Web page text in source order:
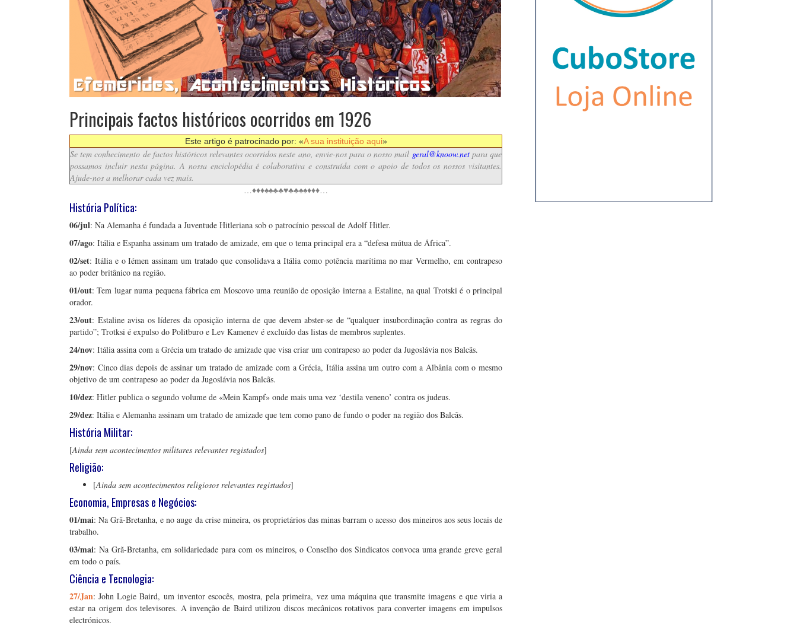
Principais factos históricos ocorridos em 1926
Este artigo é patrocinado por: «A sua instituição aqui»
Se tem conhecimento de factos históricos relevantes ocorridos neste ano, envie-nos para o nosso mail geral@knoow.netpara que
possamos incluir nesta página. A nossa enciclopédia é colaborativa e construída com o apoio de todos os nossos visitantes.
Ajude-nos a melhorar cada vez mais.
…♦♦♦♠♠♣♣♥♣♣♠♠♦♦♦…
História Política:
06/jul: Na Alemanha é fundada a Juventude Hitleriana sob o patrocínio pessoal de Adolf Hitler.
07/ago: Itália e Espanha assinam um tratado de amizade, em que o tema principal era a “defesa mútua de África”.
02/set: Itália e o Iémen assinam um tratado que consolidava a Itália como potência marítima no mar Vermelho, em contrapeso
ao poder britânico na região.
01/out: Tem lugar numa pequena fábrica em Moscovo uma reunião de oposição interna a Estaline, na qual Trotski é o principal
orador.
23/out: Estaline avisa os líderes da oposição interna de que devem abster-se de “qualquer insubordinação contra as regras do
partido”; Trotksi é expulso do Politburo e Lev Kamenev é excluído das listas de membros suplentes.
24/nov: Itália assina com a Grécia um tratado de amizade que visa criar um contrapeso ao poder da Jugoslávia nos Balcãs.
29/nov: Cinco dias depois de assinar um tratado de amizade com a Grécia, Itália assina um outro com a Albânia com o mesmo
objetivo de um contrapeso ao poder da Jugoslávia nos Balcãs.
10/dez: Hitler publica o segundo volume de «Mein Kampf» onde mais uma vez ‘destila veneno’ contra os judeus.
29/dez: Itália e Alemanha assinam um tratado de amizade que tem como pano de fundo o poder na região dos Balcãs.
História Militar:
[Ainda sem acontecimentos militares relevantes registados]
Religião:
[Ainda sem acontecimentos religiosos relevantes registados]
Economia, Empresas e Negócios:
01/mai: Na Grã-Bretanha, e no auge da crise mineira, os proprietários das minas barram o acesso dos mineiros aos seus locais de
trabalho.
03/mai: Na Grã-Bretanha, em solidariedade para com os mineiros, o Conselho dos Sindicatos convoca uma grande greve geral
em todo o país.
Ciência e Tecnologia:
27/Jan: John Logie Baird, um inventor escocês, mostra, pela primeira, vez uma máquina que transmite imagens e que viria a
estar na origem dos televisores. A invenção de Baird utilizou discos mecânicos rotativos para converter imagens em impulsos
electrónicos.